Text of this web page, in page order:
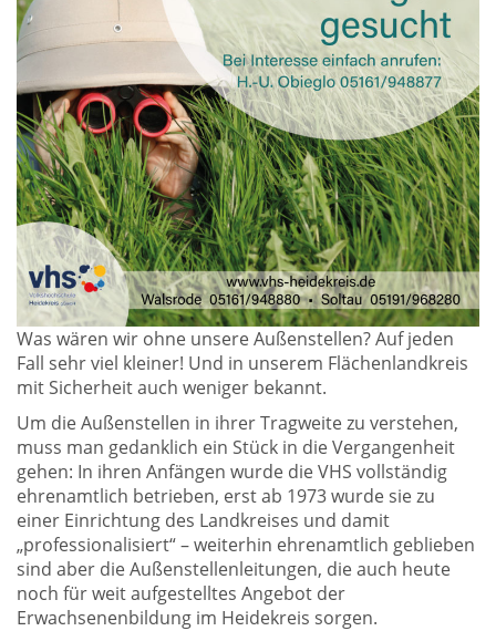
Was wären wir ohne unsere Außenstellen? Auf jeden
Fall sehr viel kleiner! Und in unserem Flächenlandkreis
mit Sicherheit auch weniger bekannt.
Um die Außenstellen in ihrer Tragweite zu verstehen,
muss man gedanklich ein Stück in die Vergangenheit
gehen: In ihren Anfängen wurde die VHS vollständig
ehrenamtlich betrieben, erst ab 1973 wurde sie zu
einer Einrichtung des Landkreises und damit
„professionalisiert“ – weiterhin ehrenamtlich geblieben
sind aber die Außenstellenleitungen, die auch heute
noch für weit aufgestelltes Angebot der
Erwachsenenbildung im Heidekreis sorgen.